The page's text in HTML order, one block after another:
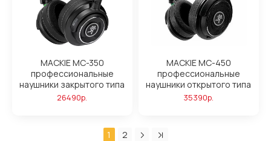
MACKIE MC-350
профессиональные
наушники закрытого типа
26490р.
MACKIE MC-450
профессиональные
наушники открытого типа
35390р.
1
2